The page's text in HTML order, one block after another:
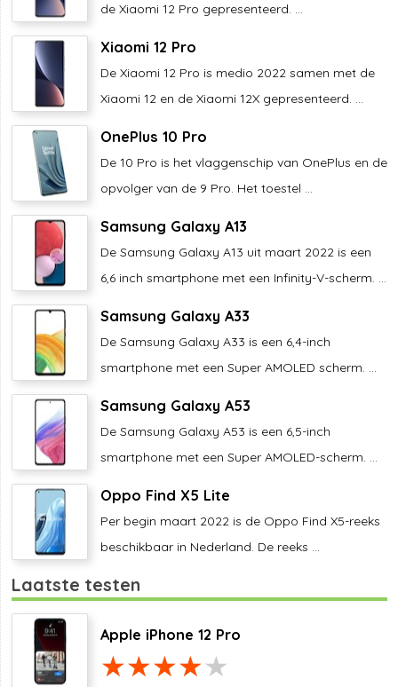
de Xiaomi 12 Pro gepresenteerd. ...
Xiaomi 12 Pro
De Xiaomi 12 Pro is medio 2022 samen met de
Xiaomi 12 en de Xiaomi 12X gepresenteerd. ...
OnePlus 10 Pro
De 10 Pro is het vlaggenschip van OnePlus en de
opvolger van de 9 Pro. Het toestel ...
Samsung Galaxy A13
De Samsung Galaxy A13 uit maart 2022 is een
6,6 inch smartphone met een Infinity-V-scherm. ...
Samsung Galaxy A33
De Samsung Galaxy A33 is een 6,4-inch
smartphone met een Super AMOLED scherm. ...
Samsung Galaxy A53
De Samsung Galaxy A53 is een 6,5-inch
smartphone met een Super AMOLED-scherm. ...
Oppo Find X5 Lite
Per begin maart 2022 is de Oppo Find X5-reeks
beschikbaar in Nederland. De reeks ...
Laatste testen
Apple iPhone 12 Pro